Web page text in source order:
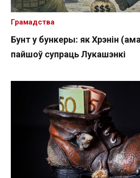
Бунт у бункеры: як Хрэнін
пайшоў супраць Лукашэнкі
Грамадства